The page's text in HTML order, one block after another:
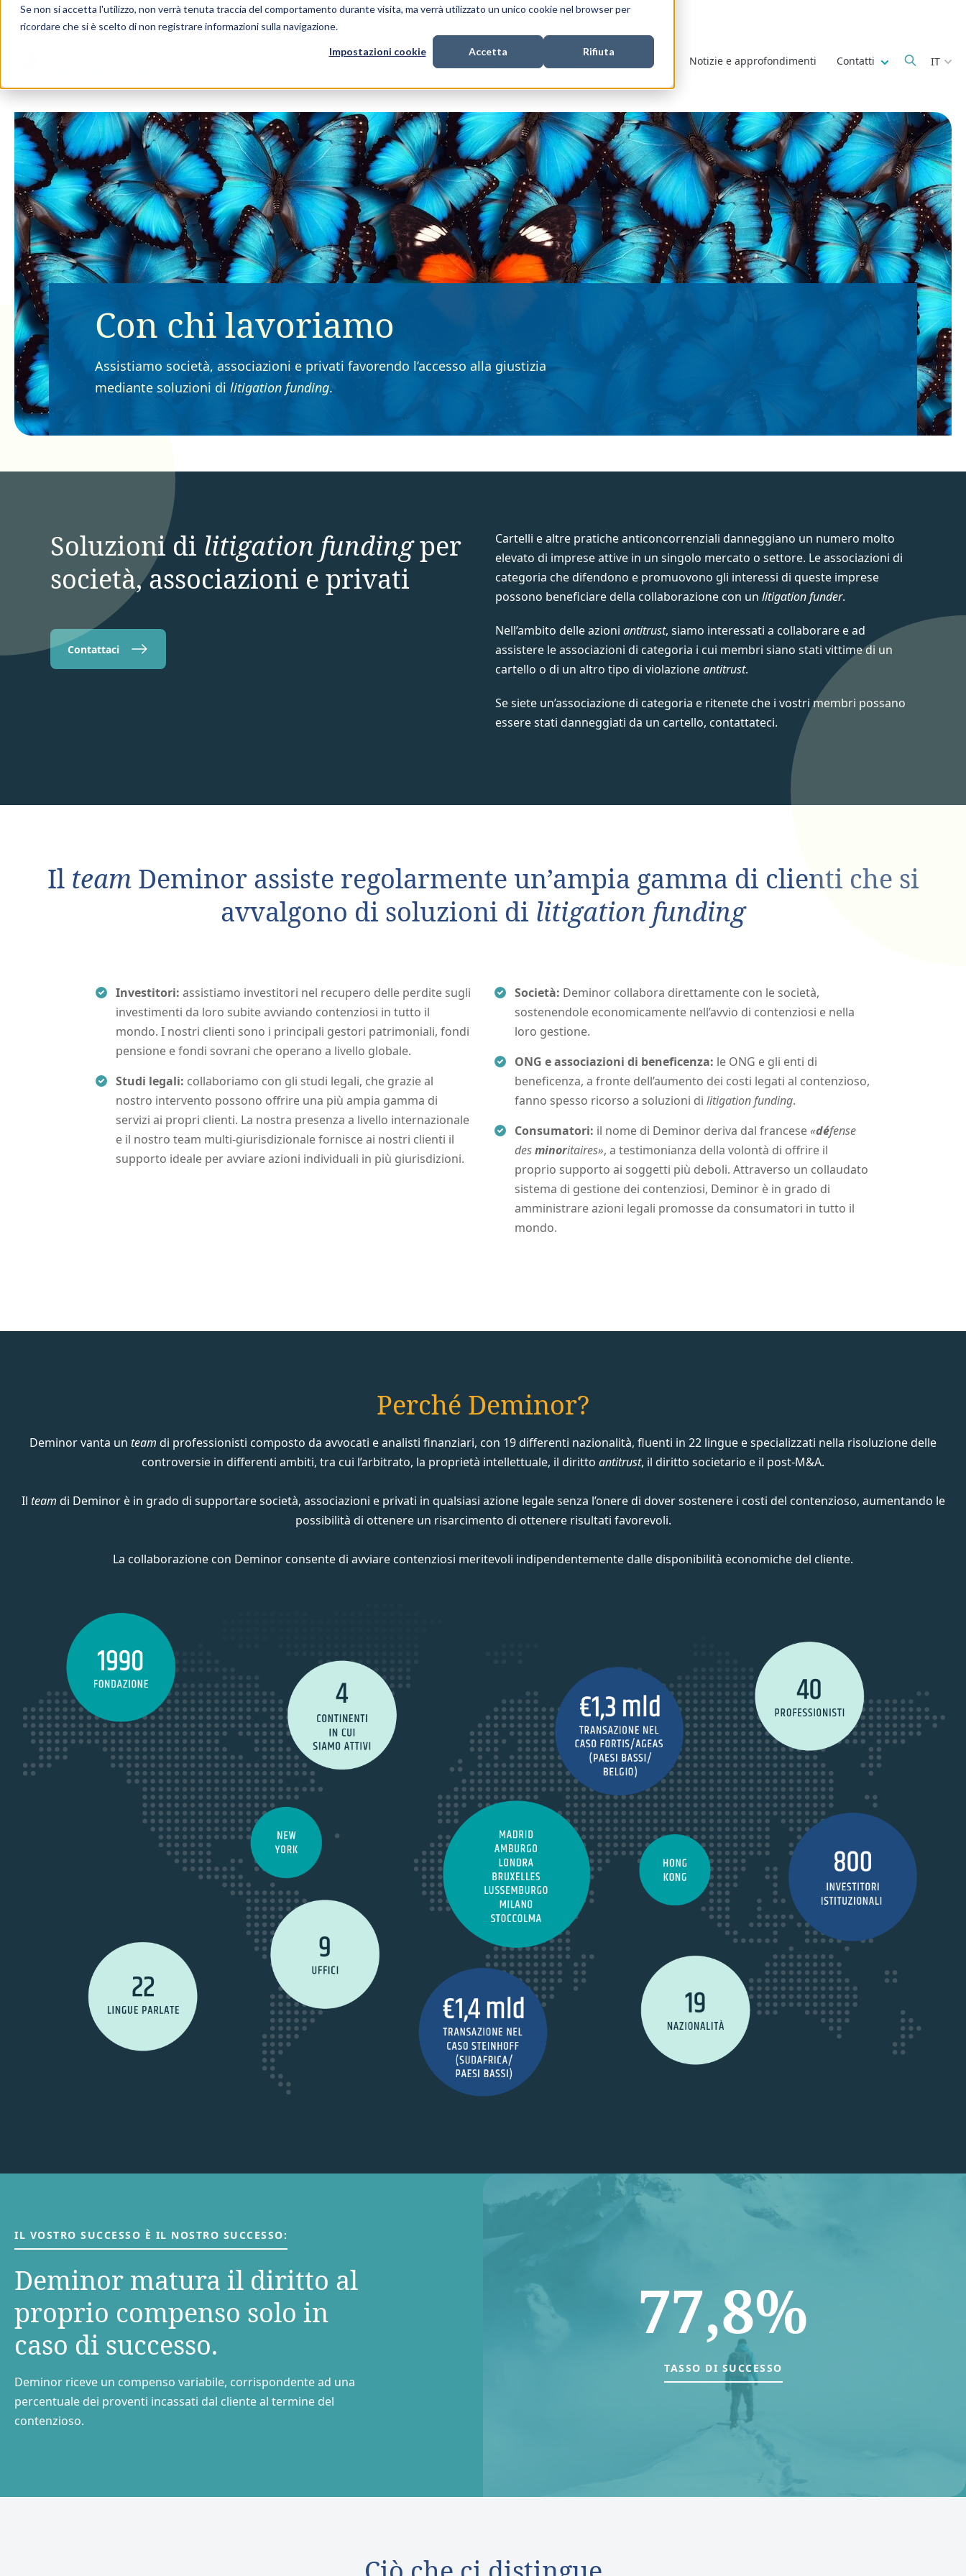
Se non si accetta l'utilizzo, non verrà tenuta traccia del comportamento durante visita, ma verrà utilizzato un unico cookie nel browser per
ricordare che si è scelto di non registrare informazioni sulla navigazione.
Impostazioni cookie Accetta Rifiuta
Soluzioni e competenze Litigation Funding Con chi lavoriamo Chi è Deminor® Notizie e approfondimenti Contatti Show submenu
IT
Con chi lavoriamo
Assistiamo società, associazioni e privati favorendo l’accesso alla giustizia
mediante soluzioni di litigation funding.
Soluzioni di litigation fundingper
società, associazioni e privati
Contattaci
Cartelli e altre pratiche anticoncorrenziali danneggiano un numero molto
elevato di imprese attive in un singolo mercato o settore. Le associazioni di
categoria che difendono e promuovono gli interessi di queste imprese
possono beneficiare della collaborazione con un litigation funder.
Nell’ambito delle azioni antitrust, siamo interessati a collaborare e ad
assistere le associazioni di categoria i cui membri siano stati vittime di un
cartello o di un altro tipo di violazioneantitrust.
Se siete un’associazione di categoria e ritenete che i vostri membri possano
essere stati danneggiati da un cartello, contattateci.
Il teamDeminor assiste regolarmente un’ampia gamma di clienti che si
avvalgono di soluzioni di litigation funding
Investitori:assistiamo investitori nel recupero delle perdite sugli
investimenti da loro subite avviando contenziosi in tutto il
mondo. I nostri clienti sono i principali gestori patrimoniali, fondi
pensione e fondi sovrani che operano a livello globale.
Studi legali: collaboriamo con gli studi legali, che grazie al
nostro intervento possono offrire una più ampia gamma di
servizi ai propri clienti. La nostra presenza a livello internazionale
e il nostro team multi-giurisdizionale fornisce ai nostri clienti il
supporto ideale per avviare azioni individuali in più giurisdizioni.
Società: Deminor collabora direttamente con le società,
sostenendole economicamente nell’avvio di contenziosi e nella
loro gestione.
ONG e associazioni di beneficenza: le ONG e gli enti di
beneficenza, a fronte dell’aumento dei costi legati al contenzioso,
fanno spesso ricorso a soluzioni di litigation funding.
Consumatori: il nome di Deminor deriva dal francese«défense
desminoritaires», a testimonianza della volontà di offrire il
proprio supporto ai soggetti più deboli. Attraverso un collaudato
sistema di gestione dei contenziosi, Deminor è in grado di
amministrare azioni legali promosse da consumatori in tutto il
mondo.
Perché Deminor?
Deminor vanta un team di professionisti composto da avvocati e analisti finanziari, con 19 differenti nazionalità, fluenti in 22 lingue e specializzati nella risoluzione delle
controversie in differenti ambiti, tra cui l’arbitrato, la proprietà intellettuale, il diritto antitrust, il diritto societario e il post-M&A.
Il team di Deminor è in grado di supportare società, associazioni e privati in qualsiasi azione legale senza l’onere di dover sostenere i costi del contenzioso, aumentando le
possibilità di ottenere un risarcimento di ottenere risultati favorevoli.
La collaborazione con Deminor consente di avviare contenziosi meritevoli indipendentemente dalle disponibilità economiche del cliente.
IL VOSTRO SUCCESSO È IL NOSTRO SUCCESSO:
Deminor matura il diritto al
proprio compenso solo in
caso di successo.
Deminor riceve un compenso variabile, corrispondente ad una
percentuale dei proventi incassati dal cliente al termine del
contenzioso.
77,8%
TASSO DI SUCCESSO